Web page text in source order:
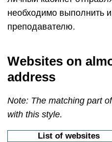
необходимо выполнить
преподавателю.
Websites on
address
Note: The matching part
with this style.
List of websites